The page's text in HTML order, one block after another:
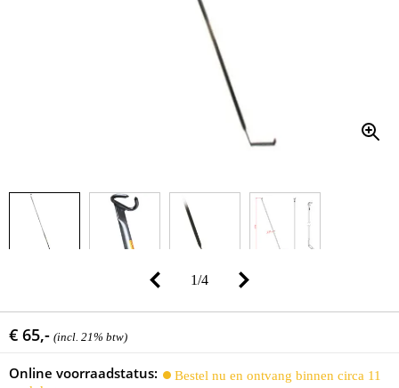
1/4
€ 65,- (incl. 21% btw)
Online voorraadstatus:
Bestel nu en ontvang binnen circa 11